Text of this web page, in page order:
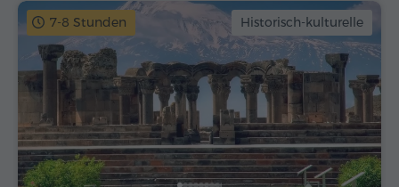
7-8 Stunden Historisch-kulturelle